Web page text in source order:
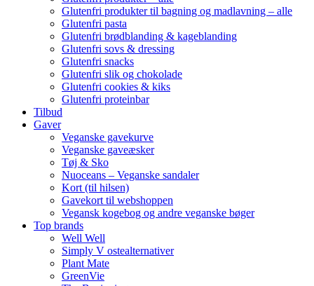
Glutenfri produkter til bagning og madlavning – alle
Glutenfri pasta
Glutenfri brødblanding & kageblanding
Glutenfri sovs & dressing
Glutenfri snacks
Glutenfri slik og chokolade
Glutenfri cookies & kiks
Glutenfri proteinbar
Tilbud
Gaver
Veganske gavekurve
Veganske gaveæsker
Tøj & Sko
Nuoceans – Veganske sandaler
Kort (til hilsen)
Gavekort til webshoppen
Vegansk kogebog og andre veganske bøger
Top brands
Well Well
Simply V ostealternativer
Plant Mate
GreenVie